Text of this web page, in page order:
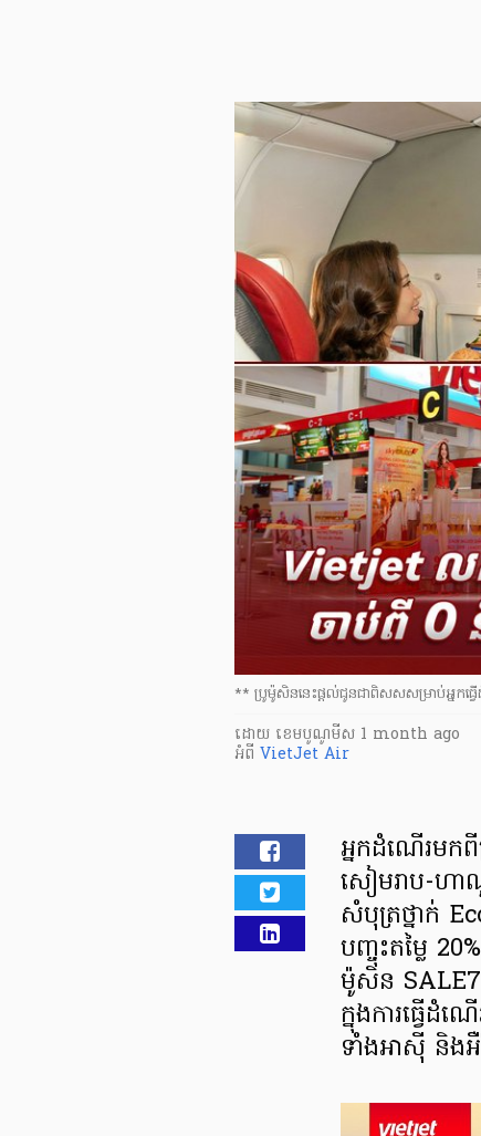
** ប្រូម៉ូសិននេះផ្តល់ជូនជាពិសសសម្រាប់អ្នកធ្
ដោយ ​ ខេមបូណូមីស 1 month ago
អំពី VietJet Air
អ្នកដំណើរមក
សៀមរាប-ហា
សំបុត្រថ្នាក់
បញ្ចុះតម្លៃ
ម៉ូសិន
ក្នុងការធ្វើ
ទាំងអាស៊ី និង